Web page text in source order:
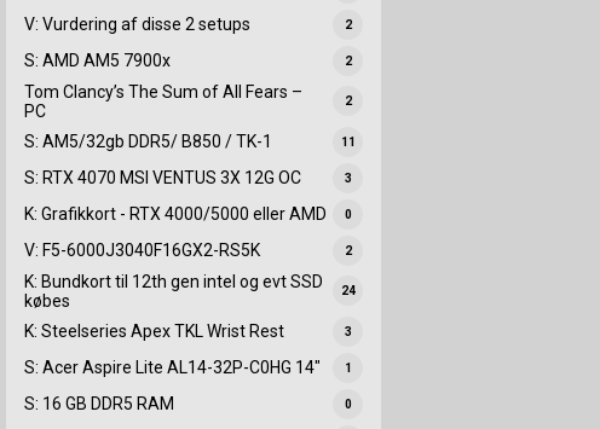
V: Vurdering af disse 2 setups 2
S: AMD AM5 7900x 2
Tom Clancy’s The Sum of All Fears –
PC
2
S: AM5/32gb DDR5/ B850 / TK-1 11
S: RTX 4070 MSI VENTUS 3X 12G OC 3
K: Grafikkort - RTX 4000/5000 eller AMD 0
V: F5-6000J3040F16GX2-RS5K 2
K: Bundkort til 12th gen intel og evt SSD
købes
24
K: Steelseries Apex TKL Wrist Rest 3
S: Acer Aspire Lite AL14-32P-C0HG 14" 1
S: 16 GB DDR5 RAM 0